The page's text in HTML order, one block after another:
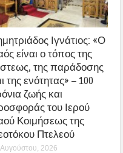
Ιγνάτιος: «Ο
είναι ο τόπος της
της παράδοσης
της ενότητας» – 100
ζωής και
του Ιερού
Κοιμήσεως της
Πτελεού
2026